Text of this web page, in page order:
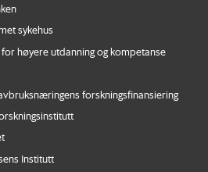
sykehus
høyere utdanning og kompetanse
forskningsfinansiering
Institutt